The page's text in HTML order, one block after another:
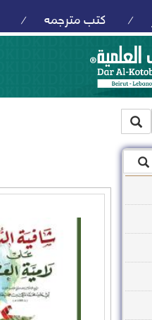
/ كتب مترجمه /